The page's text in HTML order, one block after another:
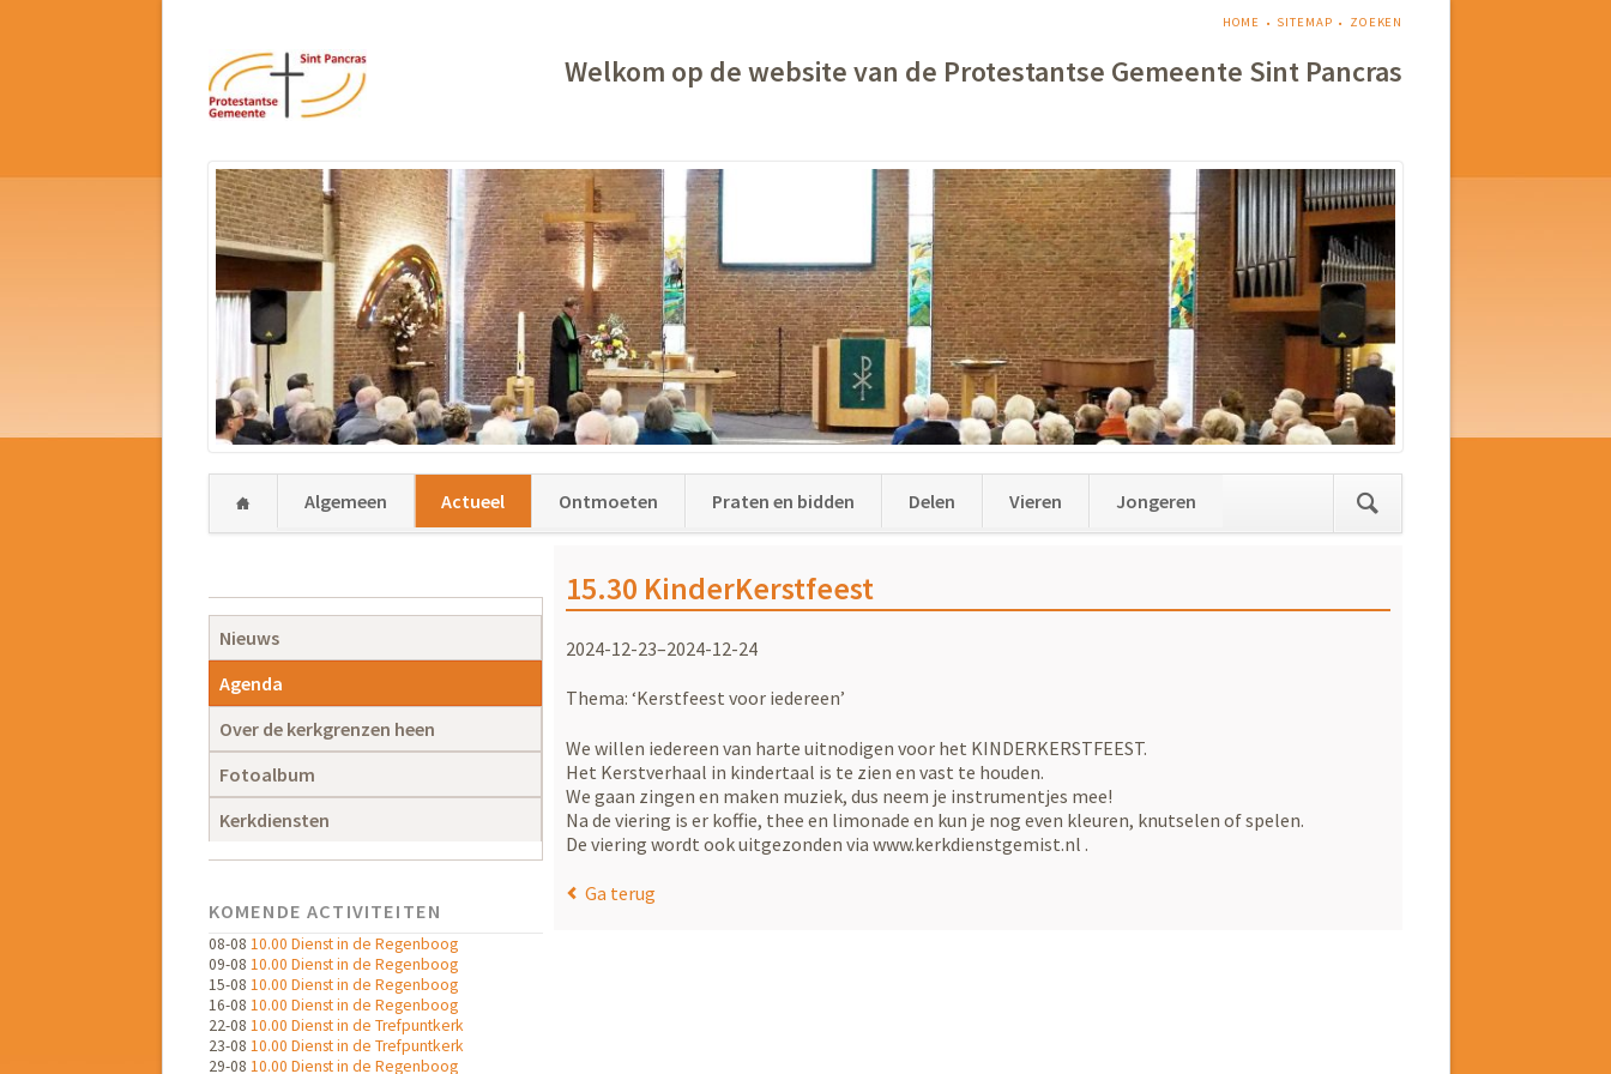
NAVIGATIE
HOME SITEMAP ZOEKEN
Welkom op de website van de Protestantse Gemeente Sint Pancras
NavigatieAlgemeen Actueel Ontmoeten Praten en bidden Delen Vieren
Jongeren
15.30 KinderKerstfeest
2024-12-23–2024-12-24
Thema: ‘Kerstfeest voor iedereen’
We willen iedereen van harte uitnodigen voor het KINDERKERSTFEEST.
Het Kerstverhaal in kindertaal is te zien en vast te houden.
We gaan zingen en maken muziek, dus neem je instrumentjes mee!
Na de viering is er koffie, thee en limonade en kun je nog even kleuren, knutselen of spelen.
De viering wordt ook uitgezonden via www.kerkdienstgemist.nl .
Ga terug
Navigatie
overslaan
Nieuws
Agenda
Over de kerkgrenzen heen
Fotoalbum
Kerkdiensten
KOMENDE ACTIVITEITEN
08-08 10.00 Dienst in de Regenboog
09-08 10.00 Dienst in de Regenboog
15-08 10.00 Dienst in de Regenboog
16-08 10.00 Dienst in de Regenboog
22-08 10.00 Dienst in de Trefpuntkerk
23-08 10.00 Dienst in de Trefpuntkerk
29-08 10.00 Dienst in de Regenboog